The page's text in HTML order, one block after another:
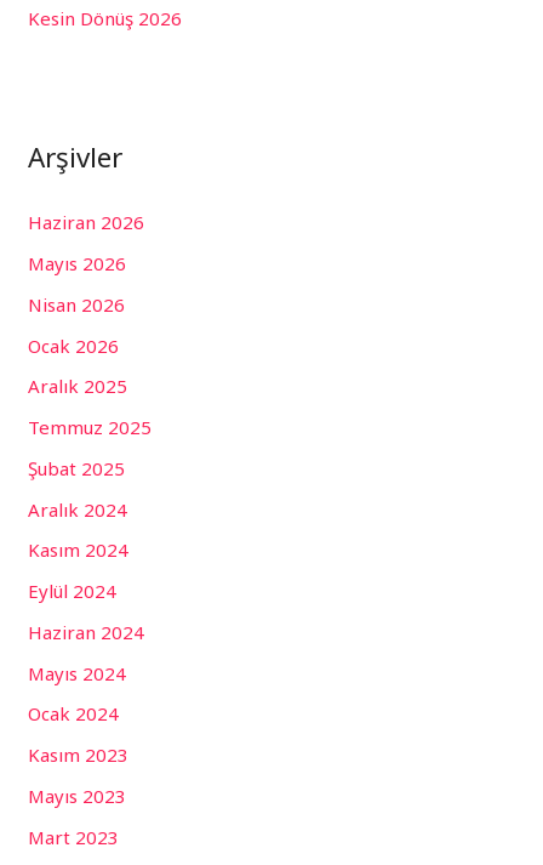
Kesin Dönüş 2026
Arşivler
Haziran 2026
Mayıs 2026
Nisan 2026
Ocak 2026
Aralık 2025
Temmuz 2025
Şubat 2025
Aralık 2024
Kasım 2024
Eylül 2024
Haziran 2024
Mayıs 2024
Ocak 2024
Kasım 2023
Mayıs 2023
Mart 2023